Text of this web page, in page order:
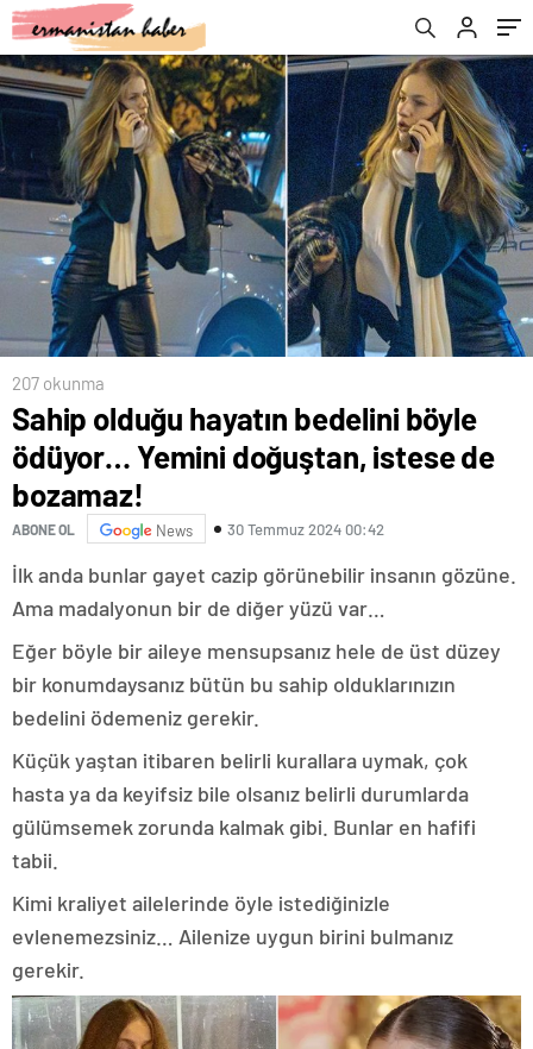
bozamaz!
207 okunma
Sahip olduğu hayatın bedelini böyle
ödüyor… Yemini doğuştan, istese de
bozamaz!
ABONE OL News 30 Temmuz 2024 00:42
İlk anda bunlar gayet cazip görünebilir insanın gözüne.
Ama madalyonun bir de diğer yüzü var…
Eğer böyle bir aileye mensupsanız hele de üst düzey
bir konumdaysanız bütün bu sahip olduklarınızın
bedelini ödemeniz gerekir.
Küçük yaştan itibaren belirli kurallara uymak, çok
hasta ya da keyifsiz bile olsanız belirli durumlarda
gülümsemek zorunda kalmak gibi. Bunlar en hafifi
tabii.
Kimi kraliyet ailelerinde öyle istediğinizle
evlenemezsiniz… Ailenize uygun birini bulmanız
gerekir.